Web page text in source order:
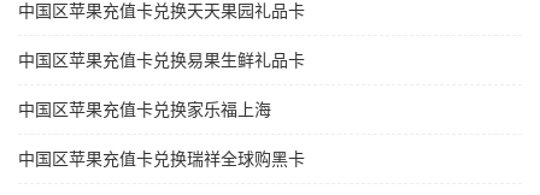
中国区苹果充值卡兑换天天果园礼品卡
中国区苹果充值卡兑换易果生鲜礼品卡
中国区苹果充值卡兑换家乐福上海
中国区苹果充值卡兑换瑞祥全球购黑卡